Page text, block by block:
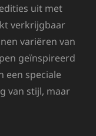
uit met
verkrijgbaar
variëren van
geïnspireerd
een speciale
van stijl, maar